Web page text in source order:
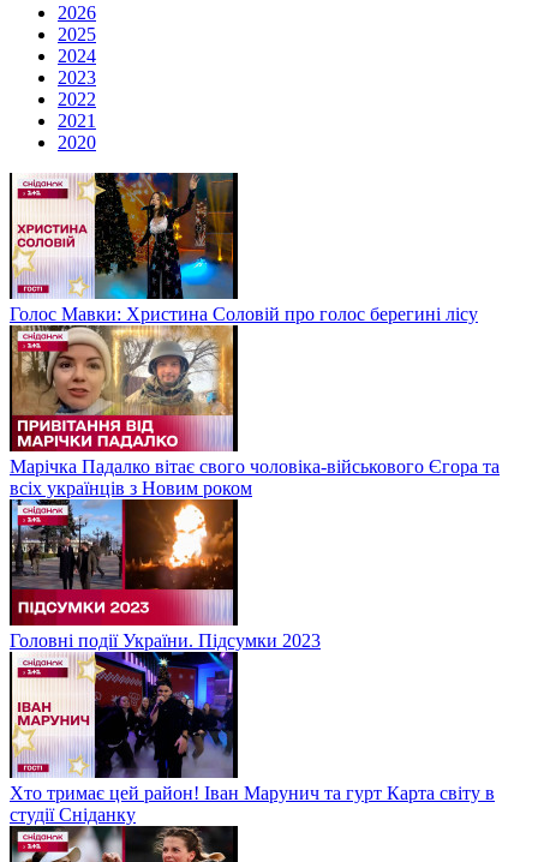
2026
2025
2024
2023
2022
2021
2020
Голос Мавки: Христина Соловій про голос берегині лісу
Марічка Падалко вітає свого чоловіка-військового Єгора та
всіх українців з Новим роком
Головні події України. Підсумки 2023
Хто тримає цей район! Іван Марунич та гурт Карта світу в
студії Сніданку